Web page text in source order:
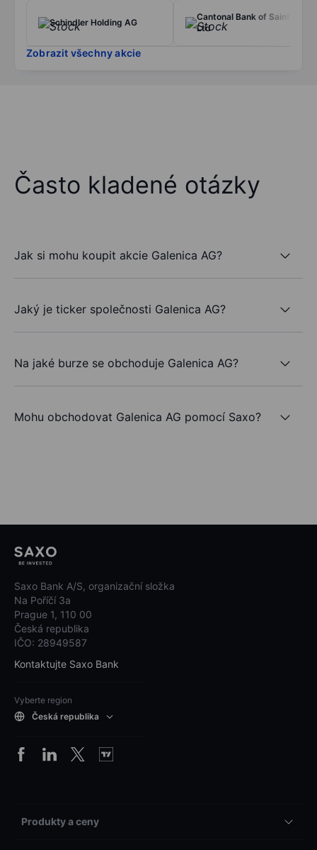
Schindler Holding AG
Cantonal Bank of Saint Gall
Ltd
Zobrazit všechny akcie
Často kladené otázky
Jak si mohu koupit akcie Galenica AG?
Jaký je ticker společnosti Galenica AG?
Na jaké burze se obchoduje Galenica AG?
Mohu obchodovat Galenica AG pomocí Saxo?
Saxo Bank A/S, organizační složka
Na Poříčí 3a
Prague 1, 110 00
Česká republika
IČO: 28949587
Kontaktujte Saxo Bank
Vyberte region
Česká republika
Produkty a ceny